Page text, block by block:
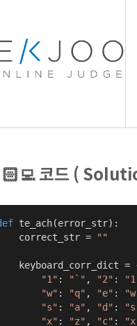
코드 (
te_ach(error_str) :
correct_str =
""
keyboard_corr_dict =
"1" : "`" , "2" :
"w" : "q" , "e" :
"s" : "a" , "d" :
"x" : "z" , "c" :